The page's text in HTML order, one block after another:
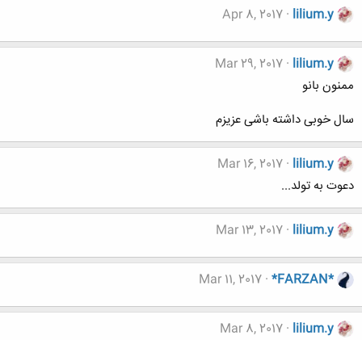
lilium.y
Apr 8, 2017
lilium.y
Mar 29, 2017
ممنون بانو
سال خوبی داشته باشی عزیزم
lilium.y
Mar 16, 2017
دعوت به تولد...
lilium.y
Mar 13, 2017
*FARZAN*
Mar 11, 2017
lilium.y
Mar 8, 2017